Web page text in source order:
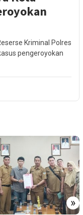
Kriminal Polres
pengeroyokan
»